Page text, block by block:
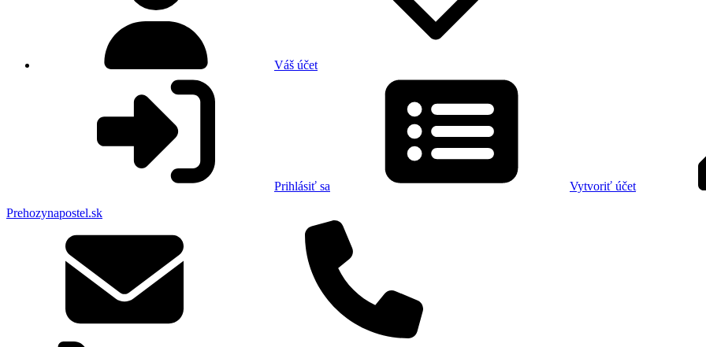
Váš účet
Prihlásiť sa Vytvoriť účet
Prehozynapostel.sk